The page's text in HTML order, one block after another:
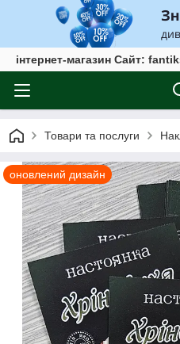
інтернет-магазин Сайт:
Товари та послуги
оновлений дизайн